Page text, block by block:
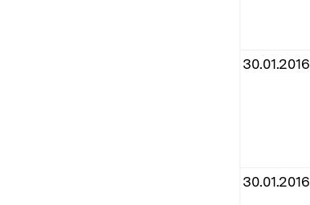
30.01.2016
30.01.2016